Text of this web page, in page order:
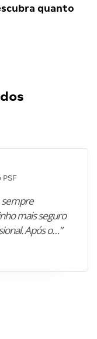
quanto
sempre
mais seguro
Após o…”